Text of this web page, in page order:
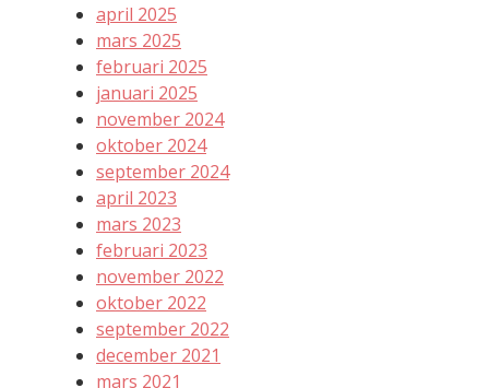
april 2025
mars 2025
februari 2025
januari 2025
november 2024
oktober 2024
september 2024
april 2023
mars 2023
februari 2023
november 2022
oktober 2022
september 2022
december 2021
mars 2021